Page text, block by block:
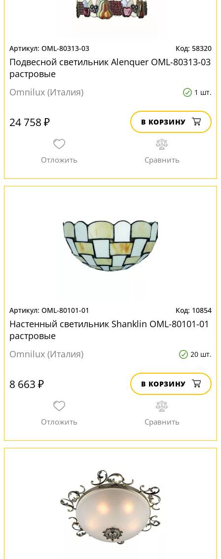
OML-80313-03 58320
Подвесной светильник Alenquer OML-80313-03
растровые
Omnilux (Италия)
1 шт.
24 758 ₽ В КОРЗИНУ
OML-80101-01 10854
Настенный светильник Shanklin OML-80101-01
растровые
Omnilux (Италия)
20 шт.
8 663 ₽ В КОРЗИНУ